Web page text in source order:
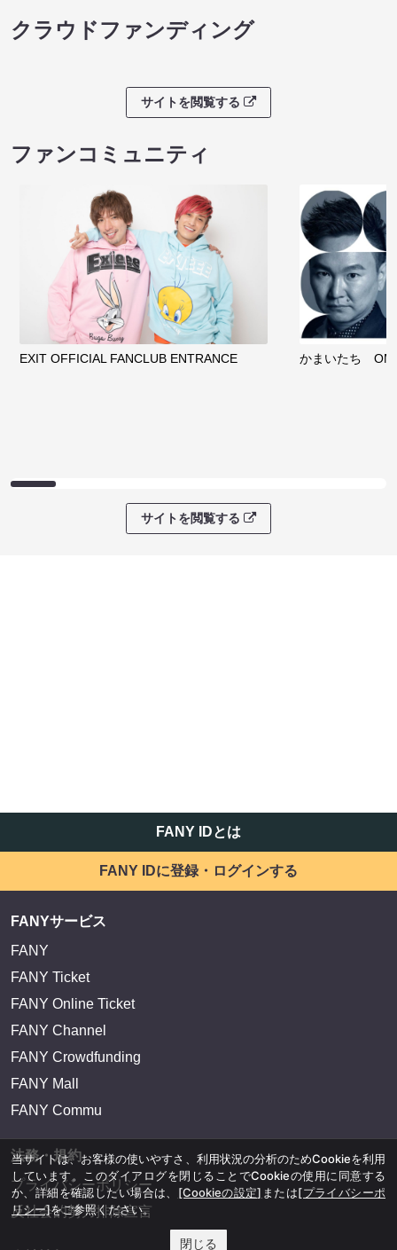
クラウドファンディング
サイトを閲覧する
ファンコミュニティ
EXIT OFFICIAL FANCLUB ENTRANCE かまいたち
サイトを閲覧する
FANY IDとは
FANY IDに登録・ログインする
FANYサービス
FANY
FANY Ticket
FANY Online Ticket
FANY Channel
FANY Crowdfunding
FANY Mall
FANY Commu
法務・規約
プライバシーポリシー
反社会的勢力排除宣言
当サイトは、お客様の使いやすさ、利用状況の分析のためCookieを利用
しています。このダイアログを閉じることでCookieの使用に同意する
か、詳細を確認したい場合は、 [Cookieの設定] または[プライバシーポ
リシー]をご参照ください。
閉じる